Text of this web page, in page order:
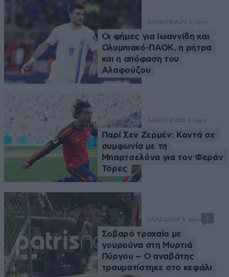
ΑΘΛΗΤΙΚΑ29 λ. πριν
Οι φήμες για Ιωαννίδη και
Ολυμπιακό-ΠΑΟΚ, η ρήτρα
και η απόφαση του
Αλαφούζου
ΑΘΛΗΤΙΚΑ33 λ. πριν
Παρί Σεν Ζερμέν: Κοντά σε
συμφωνία με τη
Μπαρτσελόνα για τον Φεράν
Τόρες
ΕΛΛΑΔΑ39 λ. πριν
Σοβαρό τροχαίο με
γουρούνα στη Μυρτιά
Πύργου – Ο αναβάτης
τραυματίστηκε στο κεφάλι